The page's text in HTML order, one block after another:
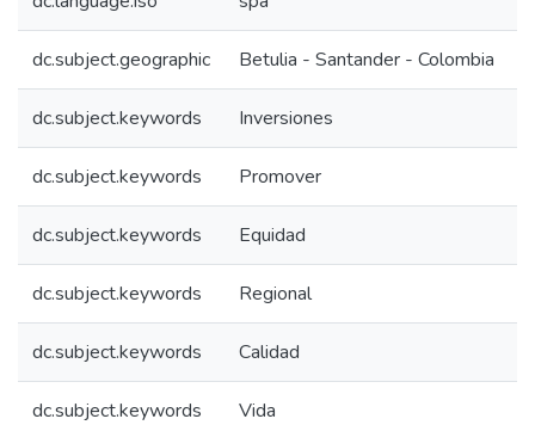
dc.subject.geographic Betulia - Santander - Colombia
dc.subject.keywords Inversiones
dc.subject.keywords Promover
dc.subject.keywords Equidad
dc.subject.keywords Regional
dc.subject.keywords Calidad
dc.subject.keywords Vida